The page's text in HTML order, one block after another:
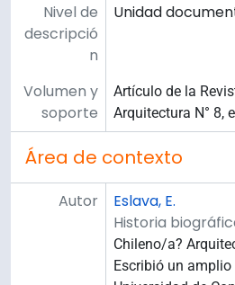
Nivel de
descripció
n
Unidad
Volumen y
soporte
Artículo de la
Arquitectura N° 8,
Área de contexto
Autor
Eslava, E.
Historia
Chileno/a?
Escribió un